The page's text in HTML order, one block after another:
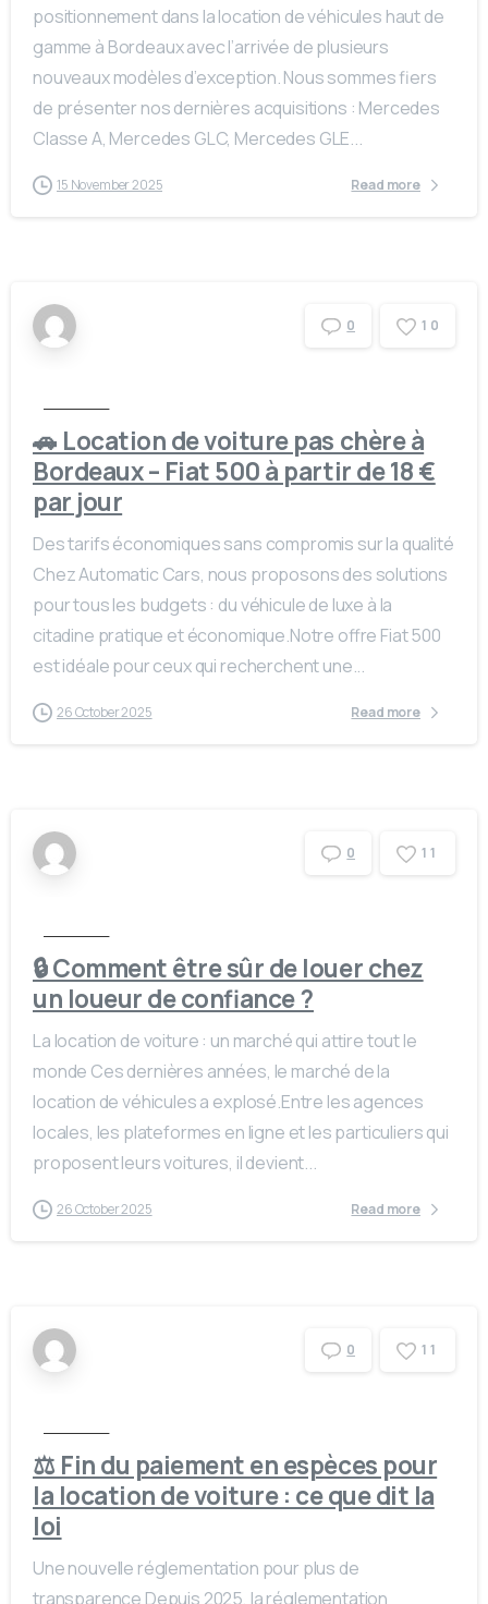
positionnement dans la location de véhicules haut de
gamme à Bordeaux avec l’arrivée de plusieurs
nouveaux modèles d’exception. Nous sommes fiers
de présenter nos dernières acquisitions : Mercedes
Classe A, Mercedes GLC, Mercedes GLE...
15 November 2025 Read more
0 1 0
🚗 Location de voiture pas chère à
Bordeaux – Fiat 500 à partir de 18 €
par jour
Des tarifs économiques sans compromis sur la qualité
Chez Automatic Cars, nous proposons des solutions
pour tous les budgets : du véhicule de luxe à la
citadine pratique et économique.Notre offre Fiat 500
est idéale pour ceux qui recherchent une...
26 October 2025 Read more
0 1 1
🔒 Comment être sûr de louer chez
un loueur de confiance ?
La location de voiture : un marché qui attire tout le
monde Ces dernières années, le marché de la
location de véhicules a explosé.Entre les agences
locales, les plateformes en ligne et les particuliers qui
proposent leurs voitures, il devient...
26 October 2025 Read more
0 1 1
⚖️ Fin du paiement en espèces pour
la location de voiture : ce que dit la
loi
Une nouvelle réglementation pour plus de
transparence Depuis 2025, la réglementation